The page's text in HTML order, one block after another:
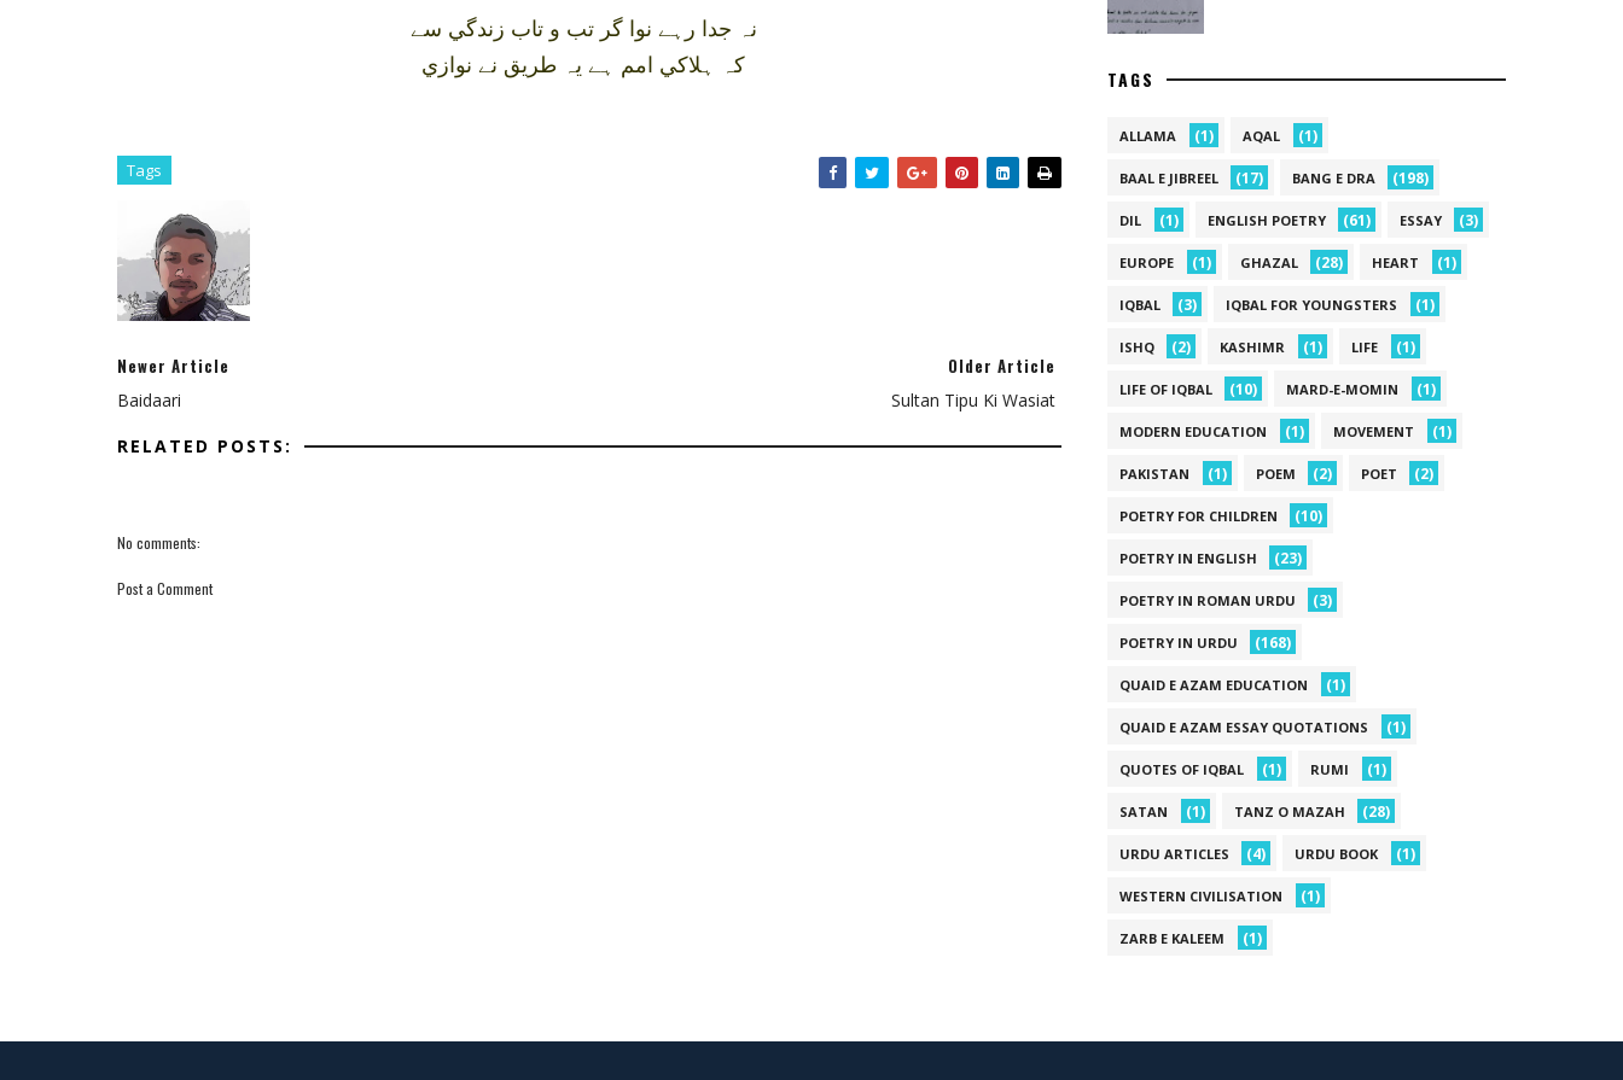
نہ جدا رہے نوا گر تب و تاب زندگي سے
کہ ہلاکي امم ہے يہ طريق نے نوازي
Tags
Newer Article
Baidaari
Older Article
Sultan Tipu Ki Wasiat
RELATED POSTS:
No comments:
Post a Comment
TAGS
ALLAMA (1) AQAL (1)
BAAL E JIBREEL (17) BANG E DRA (198)
DIL (1) ENGLISH POETRY (61) ESSAY (3)
EUROPE (1) GHAZAL (28) HEART (1)
IQBAL (3) IQBAL FOR YOUNGSTERS (1)
ISHQ (2) KASHIMR (1) LIFE (1)
LIFE OF IQBAL (10) MARD-E-MOMIN (1)
MODERN EDUCATION (1) MOVEMENT (1)
PAKISTAN (1) POEM (2) POET (2)
POETRY FOR CHILDREN (10)
POETRY IN ENGLISH (23)
POETRY IN ROMAN URDU (3)
POETRY IN URDU (168)
QUAID E AZAM EDUCATION (1)
QUAID E AZAM ESSAY QUOTATIONS (1)
QUOTES OF IQBAL (1) RUMI (1)
SATAN (1) TANZ O MAZAH (28)
URDU ARTICLES (4) URDU BOOK (1)
WESTERN CIVILISATION (1)
ZARB E KALEEM (1)